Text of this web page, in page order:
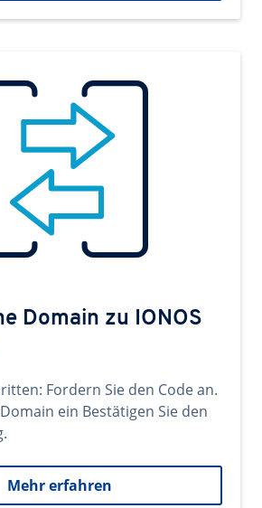
Domain zu IONOS
Fordern Sie den Code an.
ein Bestätigen Sie den
Mehr erfahren